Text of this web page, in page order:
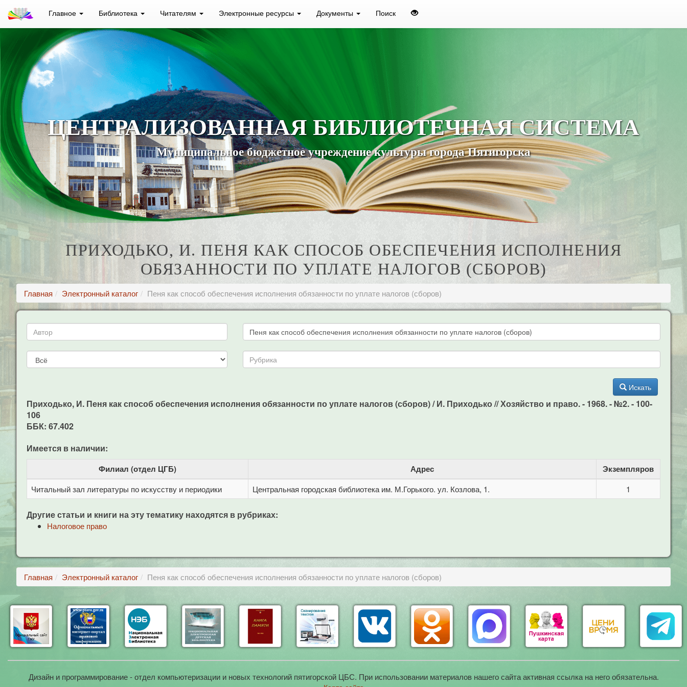
Главное Библиотека Читателям Электронные ресурсы Документы Поиск
ЦЕНТРАЛИЗОВАННАЯ БИБЛИОТЕЧНАЯ СИСТЕМА
Муниципальное бюджетное учреждение культуры города Пятигорска
ПРИХОДЬКО, И. ПЕНЯ КАК СПОСОБ ОБЕСПЕЧЕНИЯ ИСПОЛНЕНИЯ
ОБЯЗАННОСТИ ПО УПЛАТЕ НАЛОГОВ (СБОРОВ)
Главная Электронный каталог Пеня как способ обеспечения исполнения обязанности по уплате налогов (сборов)
Искать
Приходько, И. Пеня как способ обеспечения исполнения обязанности по уплате налогов (сборов) / И. Приходько // Хозяйство и право. - 1968. - №2. - 100-
106
ББК: 67.402
Имеется в наличии:
Филиал (отдел ЦГБ) Адрес Экземпляров
Читальный зал литературы по искусству и периодики Центральная городская библиотека им. М.Горького. ул. Козлова, 1. 1
Другие статьи и книги на эту тематику находятся в рубриках:
Налоговое право
Главная Электронный каталог Пеня как способ обеспечения исполнения обязанности по уплате налогов (сборов)
Дизайн и программирование - отдел компьютеризации и новых технологий пятигорской ЦБС. При использовании материалов нашего сайта активная ссылка на него обязательна.